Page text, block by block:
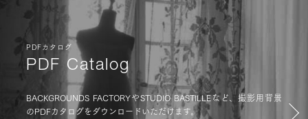
PDFカタログ
PDF Catalog
BACKGROUNDS FACTORYやSTUDIO BASTILLEなど、撮影用背景
のPDFカタログをダウンロードいただけます。